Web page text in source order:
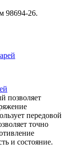
98694-26.
позволяет
передовой
точно
и состояние.